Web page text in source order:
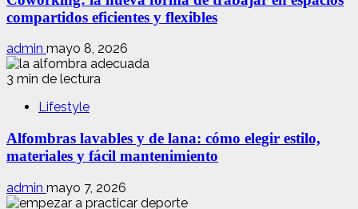
compartidos eficientes y flexibles
admin mayo 8, 2026
3 min de lectura
Lifestyle
Alfombras lavables y de lana: cómo elegir estilo,
materiales y fácil mantenimiento
admin mayo 7, 2026